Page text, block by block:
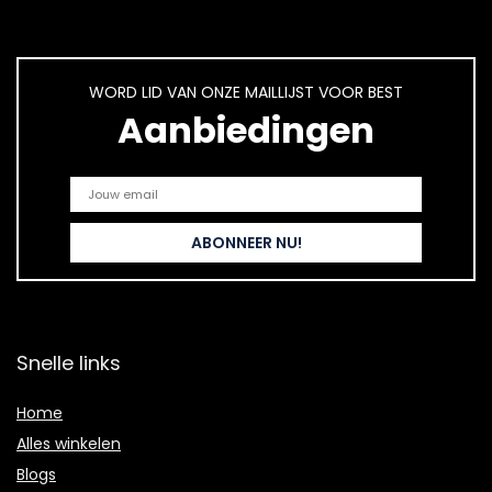
WORD LID VAN ONZE MAILLIJST VOOR BEST
Aanbiedingen
Snelle links
Home
Alles winkelen
Blogs